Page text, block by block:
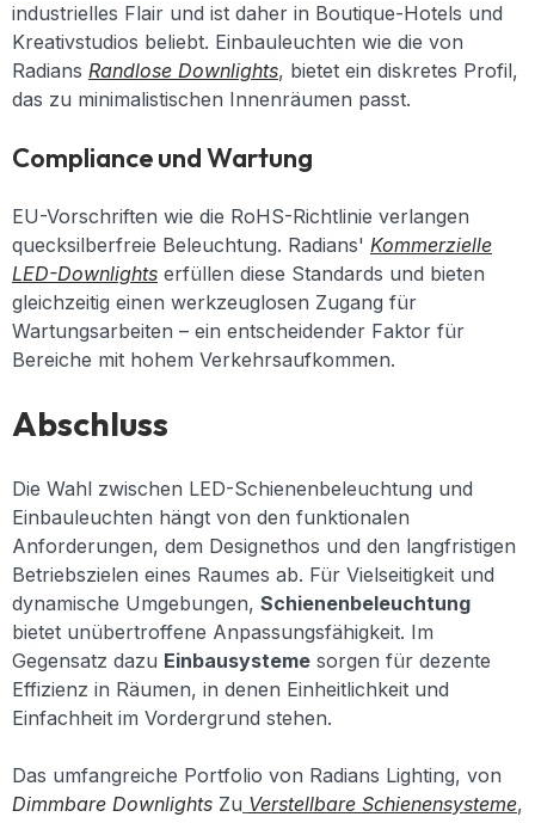
industrielles Flair und ist daher in Boutique-Hotels und
Kreativstudios beliebt. Einbauleuchten wie die von
Radians Randlose Downlights, bietet ein diskretes Profil,
das zu minimalistischen Innenräumen passt.
Compliance und Wartung
EU-Vorschriften wie die RoHS-Richtlinie verlangen
quecksilberfreie Beleuchtung. Radians' Kommerzielle
LED-Downlights erfüllen diese Standards und bieten
gleichzeitig einen werkzeuglosen Zugang für
Wartungsarbeiten – ein entscheidender Faktor für
Bereiche mit hohem Verkehrsaufkommen.
Abschluss
Die Wahl zwischen LED-Schienenbeleuchtung und
Einbauleuchten hängt von den funktionalen
Anforderungen, dem Designethos und den langfristigen
Betriebszielen eines Raumes ab. Für Vielseitigkeit und
dynamische Umgebungen, Schienenbeleuchtung
bietet unübertroffene Anpassungsfähigkeit. Im
Gegensatz dazu Einbausysteme sorgen für dezente
Effizienz in Räumen, in denen Einheitlichkeit und
Einfachheit im Vordergrund stehen.
Das umfangreiche Portfolio von Radians Lighting, von
Dimmbare Downlights Zu Verstellbare Schienensysteme,